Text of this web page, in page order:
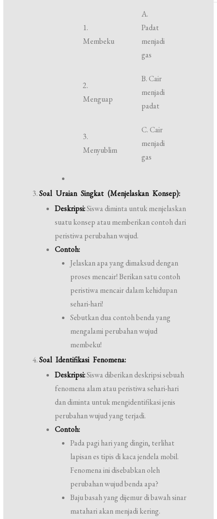
1.
Membeku
A.
Padat
menjadi
gas
2.
Menguap
B. Cair
menjadi
padat
3.
Menyublim
C. Cair
menjadi
gas
Soal Uraian Singkat (Menjelaskan Konsep):
Deskripsi:Siswa diminta untuk menjelaskan
suatu konsep atau memberikan contoh dari
peristiwa perubahan wujud.
Contoh:
Jelaskan apa yang dimaksud dengan
proses mencair! Berikan satu contoh
peristiwa mencair dalam kehidupan
sehari-hari!
Sebutkan dua contoh benda yang
mengalami perubahan wujud
membeku!
Soal Identifikasi Fenomena:
Deskripsi:Siswa diberikan deskripsi sebuah
fenomena alam atau peristiwa sehari-hari
dan diminta untuk mengidentifikasi jenis
perubahan wujud yang terjadi.
Contoh:
Pada pagi hari yang dingin, terlihat
lapisan es tipis di kaca jendela mobil.
Fenomena ini disebabkan oleh
perubahan wujud benda apa?
Baju basah yang dijemur di bawah sinar
matahari akan menjadi kering.